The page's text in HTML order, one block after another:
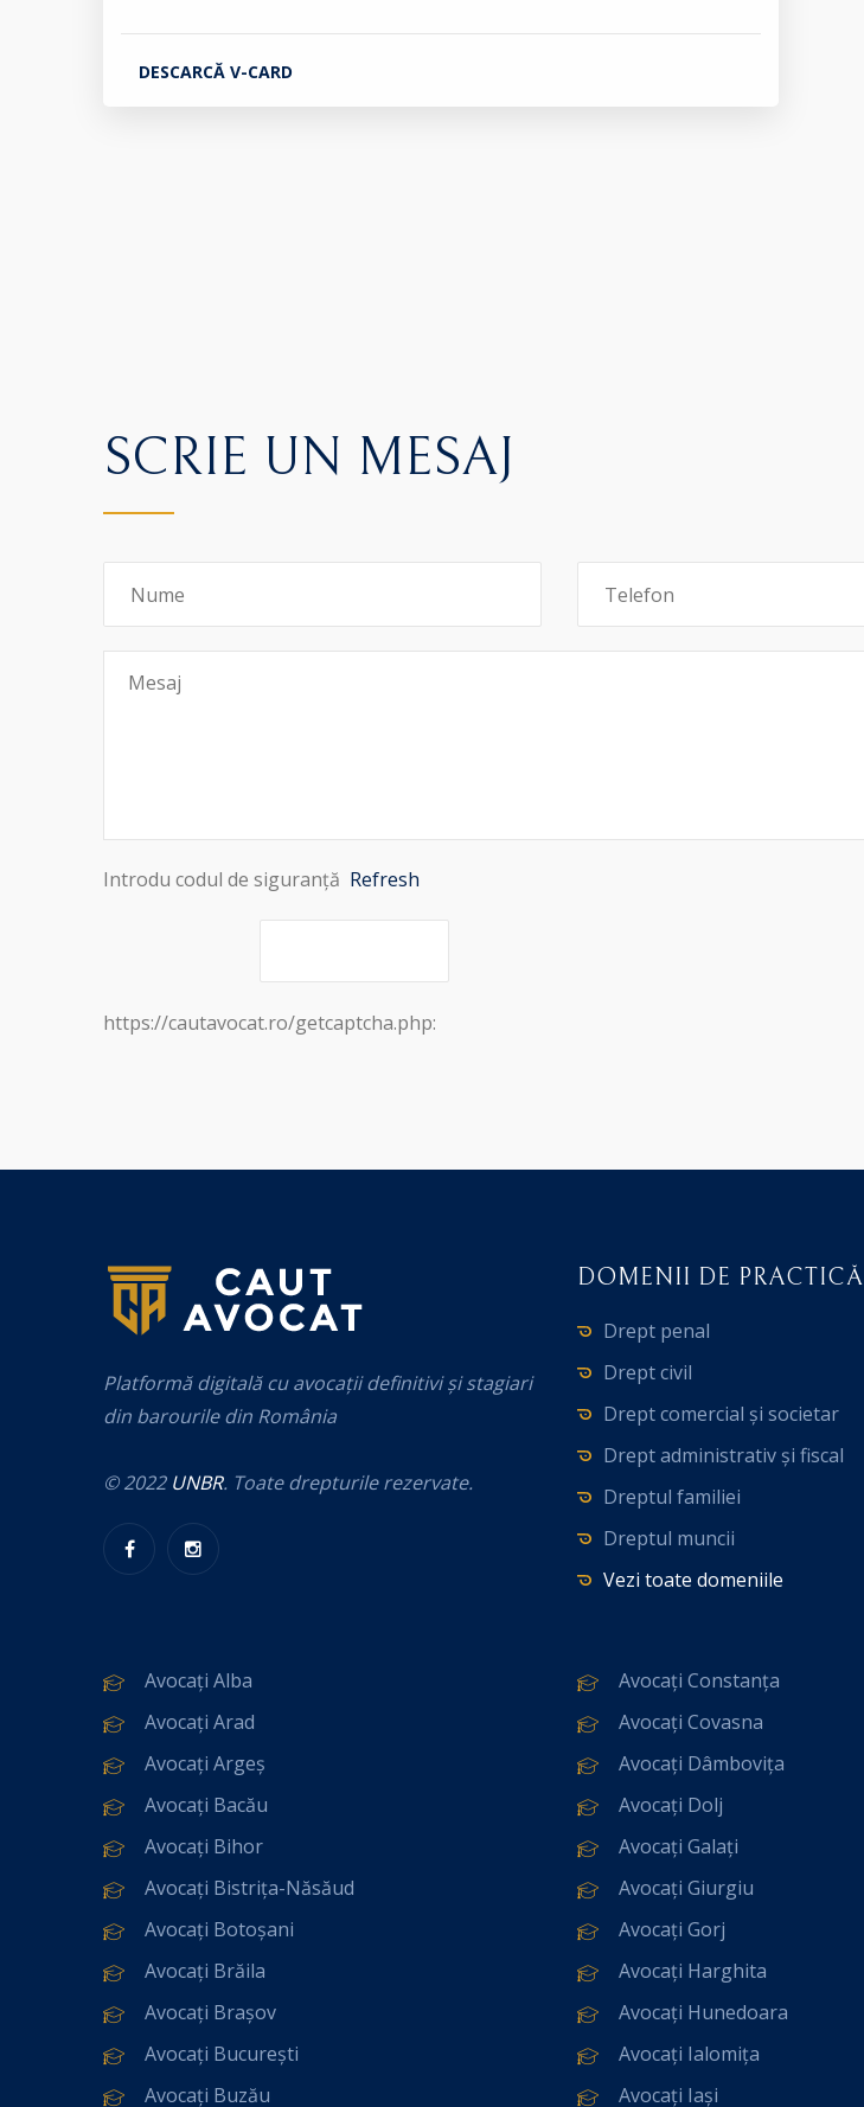
DESCARCĂ V-CARD
SCRIE UN MESAJ
Introdu codul de siguranță Refresh
https://cautavocat.ro/getcaptcha.php:
Platformă digitală cu avocații definitivi și stagiari
din barourile din România
© 2022 UNBR. Toate drepturile rezervate.
DOMENII DE PRACTICĂ
Drept penal
Drept civil
Drept comercial și societar
Drept administrativ și fiscal
Dreptul familiei
Dreptul muncii
Vezi toate domeniile
Avocați Alba
Avocați Arad
Avocați Argeș
Avocați Bacău
Avocați Bihor
Avocați Bistrița-Năsăud
Avocați Botoșani
Avocați Brăila
Avocați Brașov
Avocați București
Avocați Buzău
Avocați Constanța
Avocați Covasna
Avocați Dâmbovița
Avocați Dolj
Avocați Galați
Avocați Giurgiu
Avocați Gorj
Avocați Harghita
Avocați Hunedoara
Avocați Ialomița
Avocați Iași